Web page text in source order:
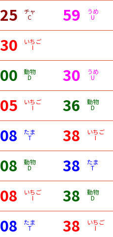
25 チャ
C 59 うめ
U
30 いちご
I
00 動物
D 30 うめ
U
05 いちご
I 36 動物
D
08 たま
T 38 いちご
I
08 動物
D 38 たま
T
08 いちご
I 38 動物
D
08 たま
T 38 いちご
I